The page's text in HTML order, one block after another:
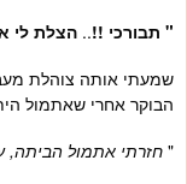
" תבורכי !!.. הצלת לי
שמעתי אותה צוהלת
הבוקר אחרי שאתמול
" חזרתי אתמול הביתה,